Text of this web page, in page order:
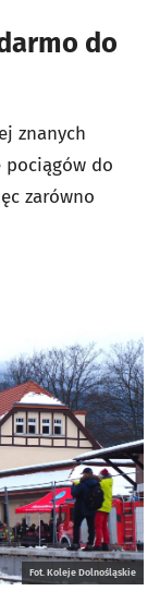
do
znanych
do
zarówno
Fot. Koleje Dolnośląskie